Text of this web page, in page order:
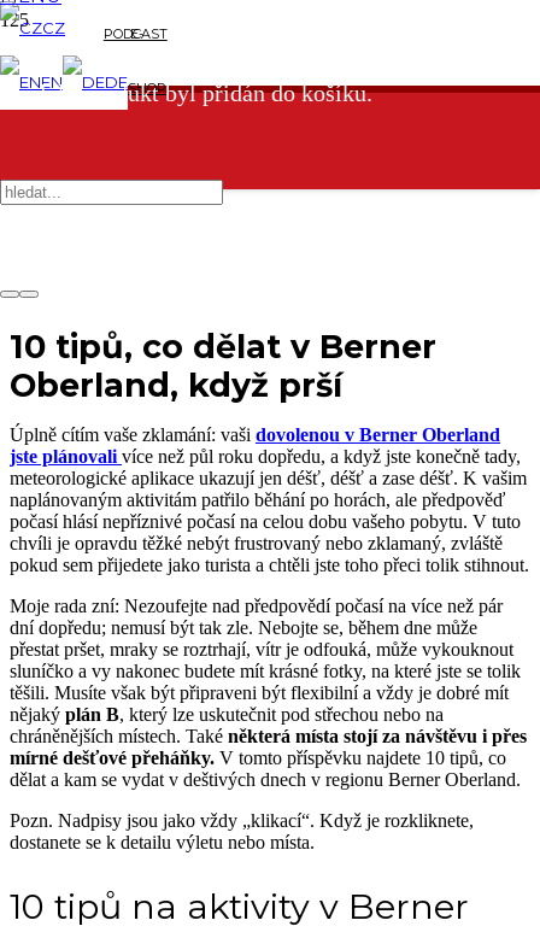
CZ
EN DE
PODCAST
E-
SHOP
Produkt produkt byl přidán do košíku.
10 tipů, co dělat v Berner
Oberland, když prší
Úplně cítím vaše zklamání: vaši dovolenou v Berner Oberland
jste plánovali více než půl roku dopředu, a když jste konečně tady,
meteorologické aplikace ukazují jen déšť, déšť a zase déšť. K vašim
naplánovaným aktivitám patřilo běhání po horách, ale předpověď
počasí hlásí nepříznivé počasí na celou dobu vašeho pobytu. V tuto
chvíli je opravdu těžké nebýt frustrovaný nebo zklamaný, zvláště
pokud sem přijedete jako turista a chtěli jste toho přeci tolik stihnout.
Moje rada zní: Nezoufejte nad předpovědí počasí na více než pár
dní dopředu; nemusí být tak zle. Nebojte se, během dne může
přestat pršet, mraky se roztrhají, vítr je odfouká, může vykouknout
sluníčko a vy nakonec budete mít krásné fotky, na které jste se tolik
těšili. Musíte však být připraveni být flexibilní a vždy je dobré mít
nějaký plán B, který lze uskutečnit pod střechou nebo na
chráněnějších místech. Také některá místa stojí za návštěvu i přes
mírné dešťové přeháňky. V tomto příspěvku najdete 10 tipů, co
dělat a kam se vydat v deštivých dnech v regionu Berner Oberland.
Pozn. Nadpisy jsou jako vždy „klikací“. Když je rozkliknete,
dostanete se k detailu výletu nebo místa.
10 tipů na aktivity v Berner